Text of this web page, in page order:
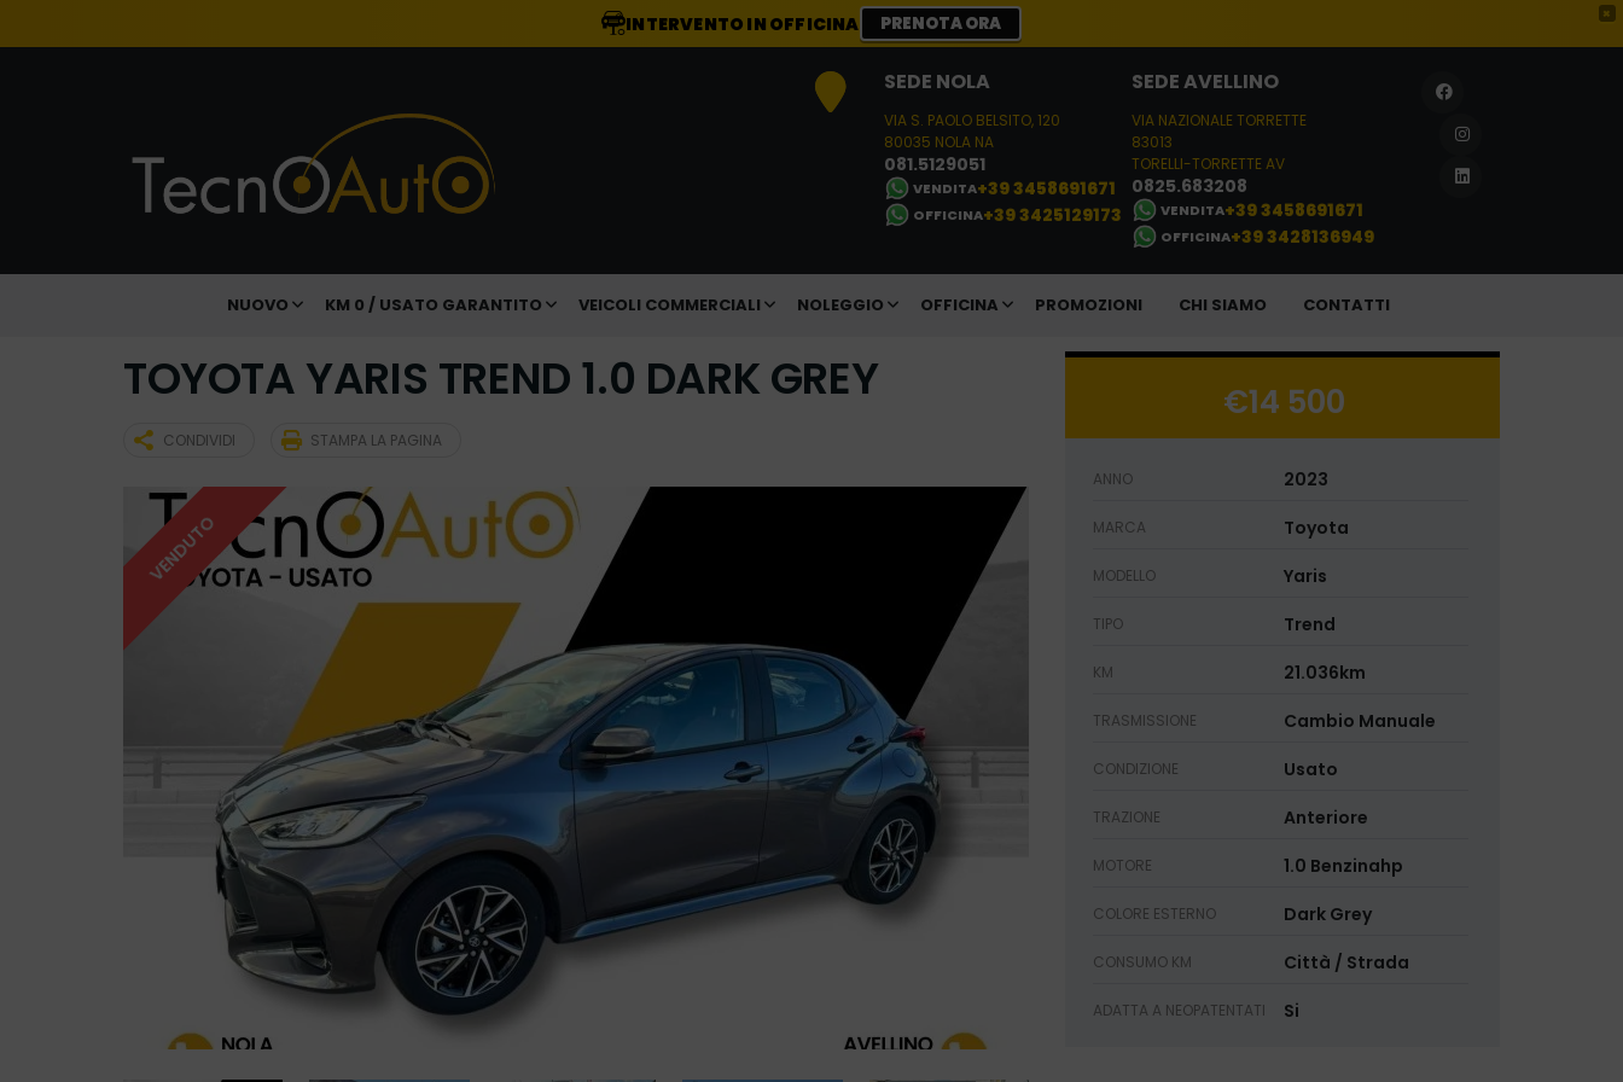
×
INTERVENTO IN OFFICINA PRENOTA ORA
SEDE NOLA
VIA S. PAOLO BELSITO, 120
80035 NOLA NA
081.5129051
VENDITA+39 3458691671
OFFICINA+39 3425129173
SEDE AVELLINO
VIA NAZIONALE TORRETTE
83013
TORELLI-TORRETTE AV
0825.683208
VENDITA+39 3458691671
OFFICINA+39 3428136949
NUOVO KM 0 / USATO GARANTITO VEICOLI COMMERCIALI NOLEGGIO OFFICINA PROMOZIONI CHI SIAMO CONTATTI
TOYOTA YARIS TREND 1.0 DARK GREY
CONDIVIDI STAMPA LA PAGINA
VENDUTO
€14 500
ANNO 2023
MARCA Toyota
MODELLO Yaris
TIPO Trend
KM 21.036km
TRASMISSIONE Cambio Manuale
CONDIZIONE Usato
TRAZIONE Anteriore
MOTORE 1.0 Benzinahp
COLORE ESTERNO Dark Grey
CONSUMO KM Città / Strada
ADATTA A NEOPATENTATI Si